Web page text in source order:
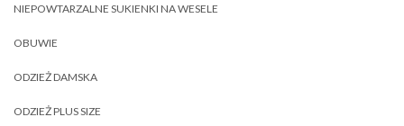
NIEPOWTARZALNE SUKIENKI NA WESELE
OBUWIE
ODZIEŻ DAMSKA
ODZIEŻ PLUS SIZE